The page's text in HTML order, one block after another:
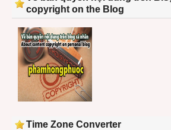
copyright on the Blog
Time Zone Converter